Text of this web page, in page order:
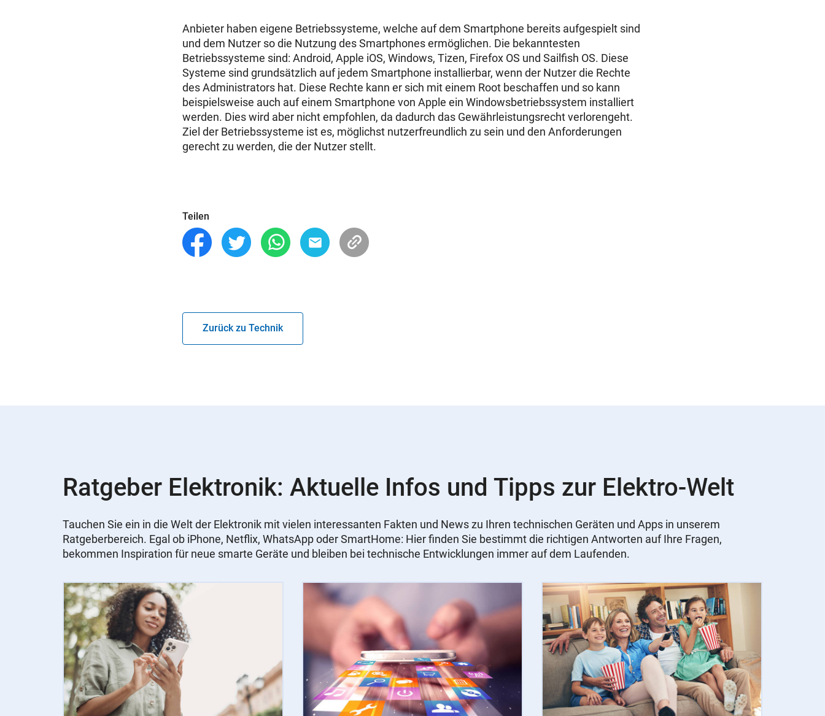
Anbieter haben eigene Betriebssysteme, welche auf dem Smartphone bereits aufgespielt sind
und dem Nutzer so die Nutzung des Smartphones ermöglichen. Die bekanntesten
Betriebssysteme sind: Android, Apple iOS, Windows, Tizen, Firefox OS und Sailfish OS. Diese
Systeme sind grundsätzlich auf jedem Smartphone installierbar, wenn der Nutzer die Rechte
des Administrators hat. Diese Rechte kann er sich mit einem Root beschaffen und so kann
beispielsweise auch auf einem Smartphone von Apple ein Windowsbetriebssystem installiert
werden. Dies wird aber nicht empfohlen, da dadurch das Gewährleistungsrecht verlorengeht.
Ziel der Betriebssysteme ist es, möglichst nutzerfreundlich zu sein und den Anforderungen
gerecht zu werden, die der Nutzer stellt.
Teilen
Zurück zu Technik
Ratgeber Elektronik: Aktuelle Infos und Tipps zur Elektro-Welt
Tauchen Sie ein in die Welt der Elektronik mit vielen interessanten Fakten und News zu Ihren technischen Geräten und Apps in unserem
Ratgeberbereich. Egal ob iPhone, Netflix, WhatsApp oder SmartHome: Hier finden Sie bestimmt die richtigen Antworten auf Ihre Fragen,
bekommen Inspiration für neue smarte Geräte und bleiben bei technische Entwicklungen immer auf dem Laufenden.
Instructions